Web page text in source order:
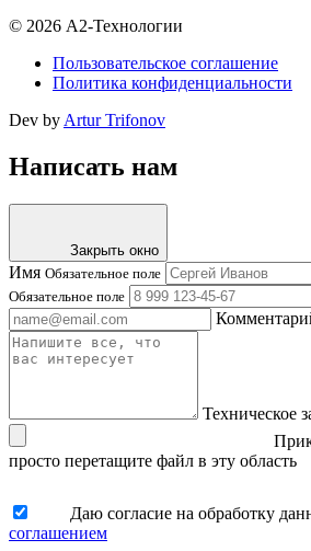
© 2026 А2-Технологии
Пользовательское соглашение
Политика конфиденциальности
Dev by Artur Trifonov
Написать нам
Закрыть окно
Имя Обязательное поле
Обязательное поле
Техническое
просто перетащите файл в эту область
Даю согласие на обработку
соглашением